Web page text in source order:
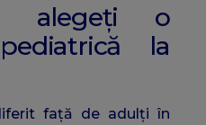
alegeți o
la
față de adulți în